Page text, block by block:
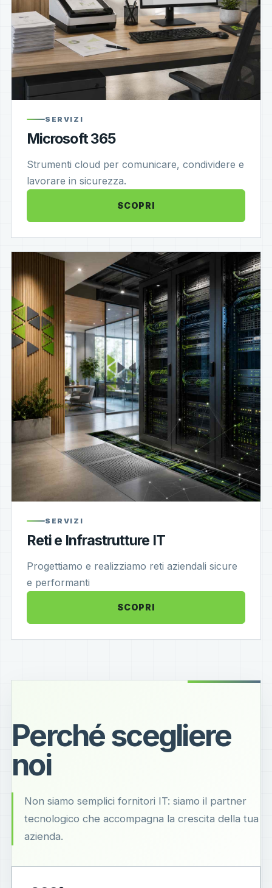
SERVIZI
Microsoft 365
Strumenti cloud per comunicare, condividere e
lavorare in sicurezza.
SCOPRI
SERVIZI
Reti e Infrastrutture IT
Progettiamo e realizziamo reti aziendali sicure
e performanti
SCOPRI
Perché scegliere
noi
Non siamo semplici fornitori IT: siamo il partner
tecnologico che accompagna la crescita della tua
azienda.